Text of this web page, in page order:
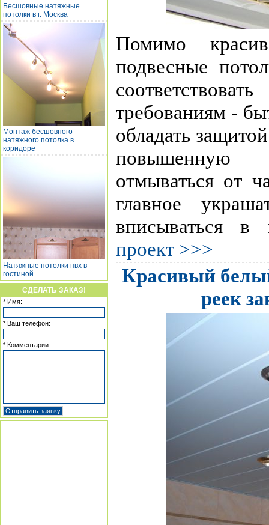
Бесшовные натяжные
потолки в г. Москва
Монтаж бесшовного
натяжного потолка в
коридоре
Натяжные потолки пвх в
гостиной
СДЕЛАТЬ ЗАКАЗ!
* Имя:
* Ваш телефон:
* Комментарии:
Помимо
подвесные
требованиям -
обладать
повышенную
отмываться от
главное
вписываться
проект >>>
Красивый
реек